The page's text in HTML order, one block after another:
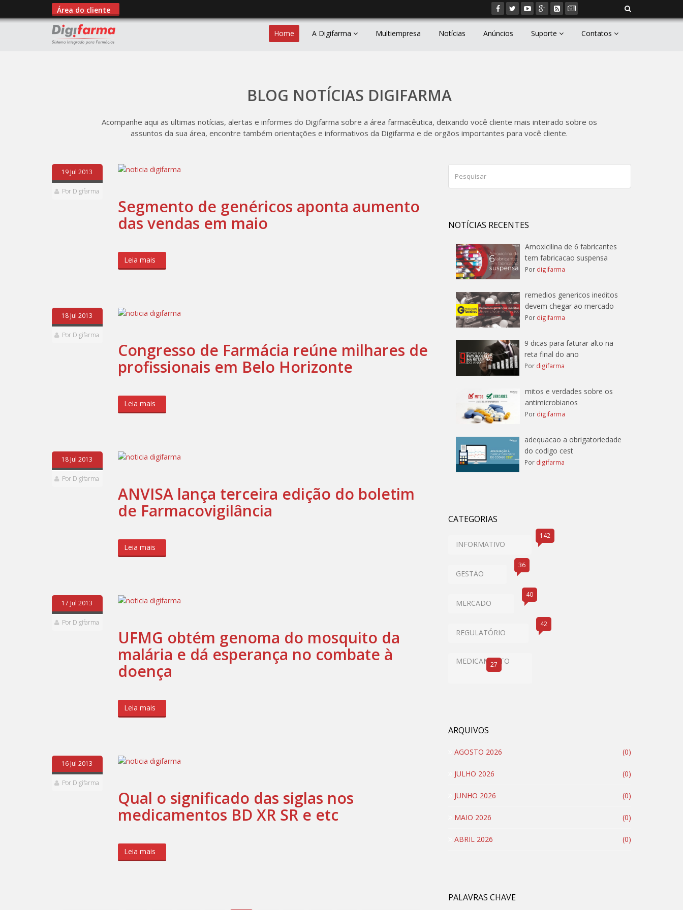
Área do cliente
Home A Digifarma Multiempresa Notícias Anúncios Suporte Contatos
BLOG NOTÍCIAS DIGIFARMA
Acompanhe aqui as ultimas notícias, alertas e informes do Digifarma sobre a área farmacêutica, deixando você cliente mais inteirado sobre os
assuntos da sua área, encontre também orientações e informativos da Digifarma e de orgãos importantes para você cliente.
19 Jul 2013
Por Digifarma
Segmento de genéricos aponta aumento
das vendas em maio
Leia mais
18 Jul 2013
Por Digifarma
Congresso de Farmácia reúne milhares de
profissionais em Belo Horizonte
Leia mais
18 Jul 2013
Por Digifarma
ANVISA lança terceira edição do boletim
de Farmacovigilância
Leia mais
17 Jul 2013
Por Digifarma
UFMG obtém genoma do mosquito da
malária e dá esperança no combate à
doença
Leia mais
16 Jul 2013
Por Digifarma
Qual o significado das siglas nos
medicamentos BD XR SR e etc
Leia mais
NOTÍCIAS RECENTES
Amoxicilina de 6 fabricantes
tem fabricacao suspensa
Por digifarma
remedios genericos ineditos
devem chegar ao mercado
Por digifarma
9 dicas para faturar alto na
reta final do ano
Por digifarma
mitos e verdades sobre os
antimicrobianos
Por digifarma
adequacao a obrigatoriedade
do codigo cest
Por digifarma
CATEGORIAS
INFORMATIVO
142
GESTÃO
36
MERCADO
40
REGULATÓRIO
42
MEDICAMENTO
27
ARQUIVOS
AGOSTO 2026 (0)
JULHO 2026 (0)
JUNHO 2026 (0)
MAIO 2026 (0)
ABRIL 2026 (0)
PALAVRAS CHAVE